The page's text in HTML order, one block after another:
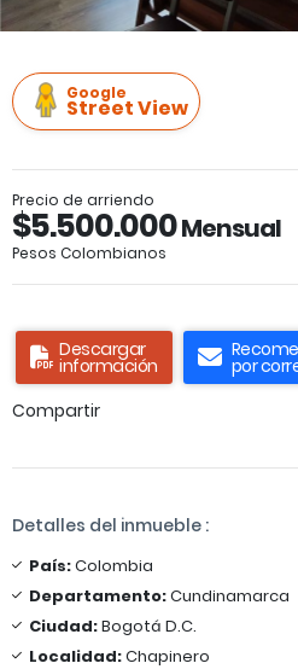
Google
Street View
Precio de arriendo
$5.500.000Mensual
Pesos Colombianos
Descargar
información
por
Compartir
Detalles del inmueble :
País:Colombia
Departamento:Cundinamarca
Ciudad:Bogotá D.C.
Localidad:Chapinero